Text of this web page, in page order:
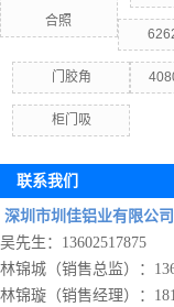
合照
门胶角
柜门吸
联系我们
深圳市圳佳铝业有限公司
吴先生：13602517875
林锦城（销售总监）：
林锦璇（销售经理）：